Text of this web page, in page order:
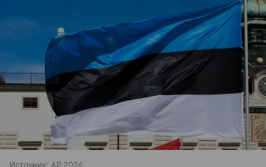
Источник: AP 2024